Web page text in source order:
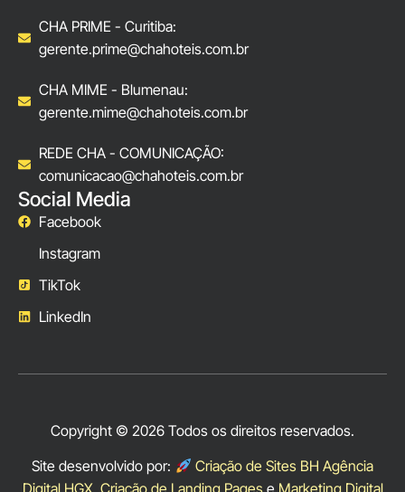
CHA PRIME - Curitiba:
gerente.prime@chahoteis.com.br
CHA MIME - Blumenau:
gerente.mime@chahoteis.com.br
REDE CHA - COMUNICAÇÃO:
comunicacao@chahoteis.com.br
Social Media
Facebook
Instagram
TikTok
LinkedIn
Copyright © 2026 Todos os direitos reservados.
Site desenvolvido por:
Criação de Sites BH Agência